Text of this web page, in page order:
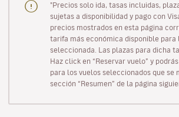
"Precios solo ida, tasas incluidas,
sujetas a disponibilidad y pago con
precios mostrados en esta página
tarifa más económica disponible para
seleccionada. Las plazas para dicha
Haz click en “Reservar vuelo” y
para los vuelos seleccionados que se
sección “Resumen” de la página